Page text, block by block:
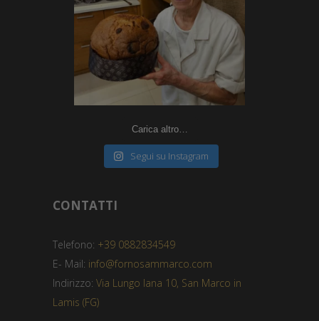
Carica altro…
Segui su Instagram
CONTATTI
Telefono: +39 0882834549
E- Mail: info@fornosammarco.com
Indirizzo: Via Lungo Iana 10, San Marco in
Lamis (FG)